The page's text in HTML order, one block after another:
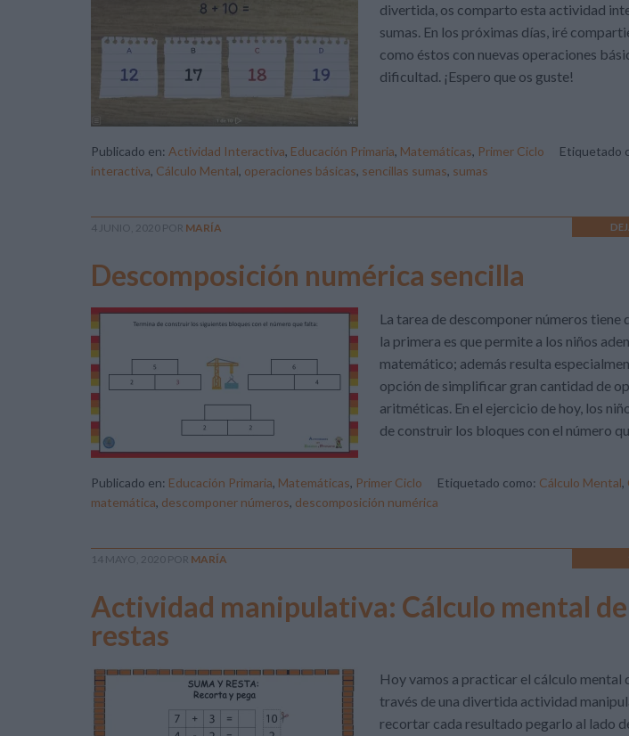
divertida, os comparto esta actividad
sumas. En los próximas días, iré
como éstos con nuevas operaciones
dificultad. ¡Espero que os guste!
Publicado en: Actividad Interactiva, Educación Primaria, Matemáticas, Primer Ciclo Etiquetado
interactiva, Cálculo Mental, operaciones básicas, sencillas sumas, sumas
4 JUNIO, 2020 POR MARÍA
Descomposición numérica sencilla
La tarea de descomponer números tiene
la primera es que permite a los niños
matemático; además resulta
opción de simplificar gran cantidad de
aritméticas. En el ejercicio de hoy, los
de construir los bloques con el número
Publicado en: Educación Primaria, Matemáticas, Primer Ciclo Etiquetado como: Cálculo Mental,
matemática, descomponer números, descomposición numérica
14 MAYO, 2020 POR MARÍA
Actividad manipulativa: Cálculo mental de
restas
Hoy vamos a practicar el cálculo mental
través de una divertida actividad
recortar cada resultado pegarlo al lado